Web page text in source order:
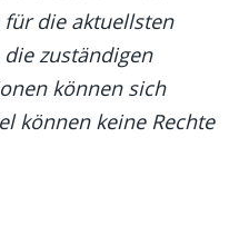
die aktuellsten
zuständigen
können sich
können keine Rechte